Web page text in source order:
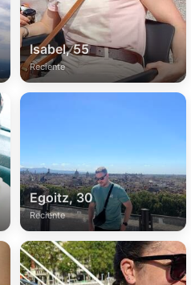
Isabel, 55
Reciente
Egoitz, 30
Reciente